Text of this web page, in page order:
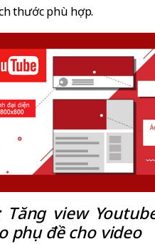
thước phù hợp.
Tăng view
phụ đề cho video